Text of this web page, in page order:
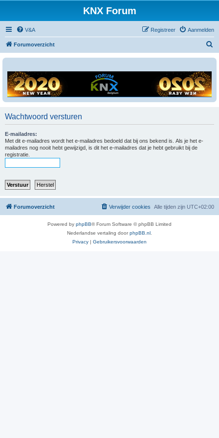
KNX Forum
V&A Aanmelden
Registreer
Forumoverzicht
Wachtwoord versturen
E-mailadres:
Met dit e-mailadres wordt het e-mailadres bedoeld dat bij ons bekend is. Als je het e-
mailadres nog nooit hebt gewijzigd, is dit het e-mailadres dat je hebt gebruikt bij de
registratie.
Forumoverzicht Alle tijden zijn UTC+02:00
Verwijder cookies
Powered by phpBB® Forum Software © phpBB Limited
Nederlandse vertaling doorphpBB.nl.
Privacy | Gebruikersvoorwaarden